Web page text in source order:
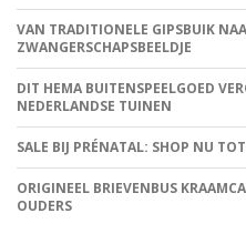
VAN TRADITIONELE GIPSBUIK
ZWANGERSCHAPSBEELDJE
DIT HEMA BUITENSPEELGOED
NEDERLANDSE TUINEN
SALE BIJ PRÉNATAL: SHOP NU
ORIGINEEL BRIEVENBUS
OUDERS